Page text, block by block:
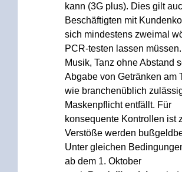
kann (3G plus). Dies gilt
Beschäftigten mit
sich mindestens zweimal
PCR-testen lassen
Musik, Tanz ohne Abstand
Abgabe von Getränken am
wie branchenüblich
Maskenpflicht entfällt. Für
konsequente Kontrollen ist
Verstöße werden
Unter gleichen
ab dem 1. Oktober